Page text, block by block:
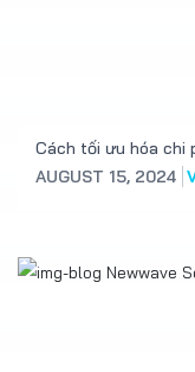
Cách tối ưu hóa chi
AUGUST 15, 2024